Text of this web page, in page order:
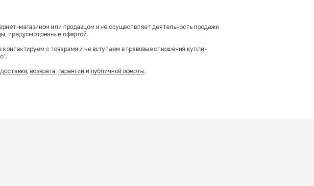
магазином или продавцом и не осуществляет деятельность продажи
предусмотренные офертой.
с товарами и не вступаем в правовые отношения купли-
доставки,возврата, гарантий и публичной оферты.